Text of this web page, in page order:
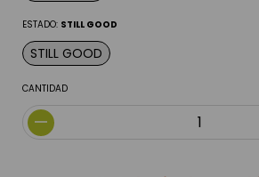
ESTADO: STILL GOOD
STILL GOOD
CANTIDAD